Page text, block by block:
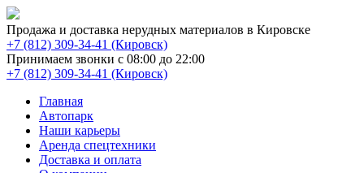
Продажа и доставка нерудных материалов в Кировске
(Кировск)
Принимаем звонки с 08:00 до 22:00
(Кировск)
Главная
Автопарк
Наши карьеры
Аренда спецтехники
Доставка и оплата